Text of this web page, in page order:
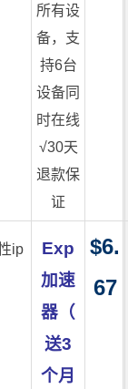
所有设
备，支
持6台
设备同
时在线
√30天
退款保
证
Exp
加速
器（
送3
个月
$6.
67